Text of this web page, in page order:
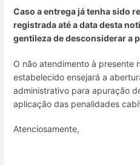
Caso a entrega já tenha sido
registrada até a data desta
gentileza de desconsiderar a
O não atendimento à presente
estabelecido ensejará a
administrativo para apuração
aplicação das penalidades
Atenciosamente,